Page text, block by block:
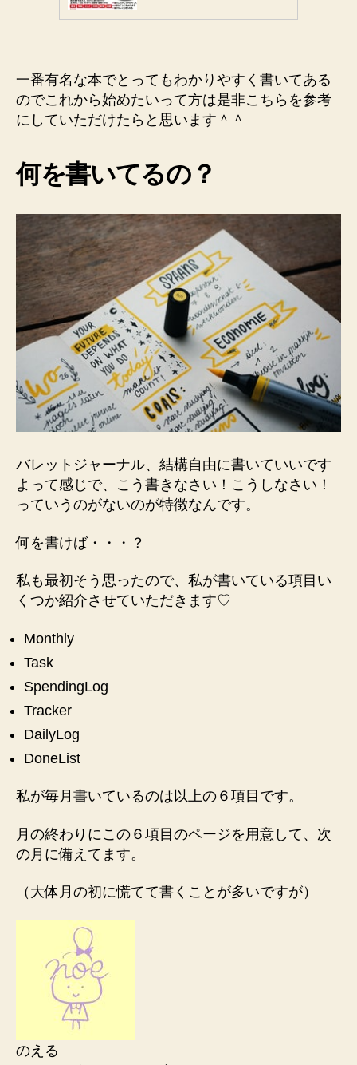
一番有名な本でとってもわかりやすく書いてある
のでこれから始めたいって方は是非こちらを参考
にしていただけたらと思います＾＾
何を書いてるの？
バレットジャーナル、結構自由に書いていいです
よって感じで、こう書きなさい！こうしなさい！
っていうのがないのが特徴なんです。
何を書けば・・・？
私も最初そう思ったので、私が書いている項目い
くつか紹介させていただきます♡
Monthly
Task
SpendingLog
Tracker
DailyLog
DoneList
私が毎月書いているのは以上の６項目です。
月の終わりにこの６項目のページを用意して、次
の月に備えてます。
（大体月の初に慌てて書くことが多いですが）
のえる